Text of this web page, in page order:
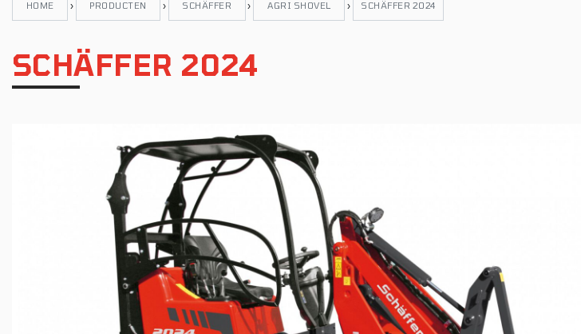
HOME › PRODUCTEN › SCHÄFFER › AGRI SHOVEL › SCHÄFFER 2024
SCHÄFFER 2024